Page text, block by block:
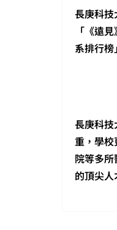
長庚科
「《遠
系排行
長庚科
重，學
院等多
的頂尖人